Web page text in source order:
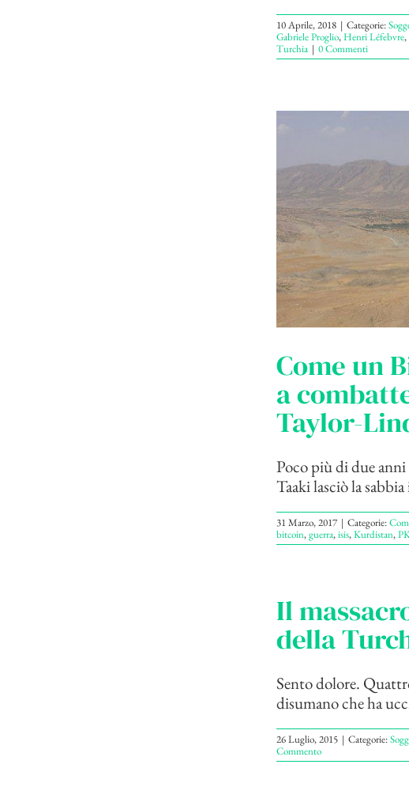
10 Aprile, 2018 | Categorie:
Gabriele Proglio,Henri Léfebvre,
Turchia | 0 Commenti
Come un
a
Taylor-
Poco più di due
Taaki lasciò la
31 Marzo, 2017 | Categorie:
bitcoin,guerra,isis,Kurdistan,
Il
della
Sento dolore.
disumano che ha
26 Luglio, 2015 | Categorie:
Commento